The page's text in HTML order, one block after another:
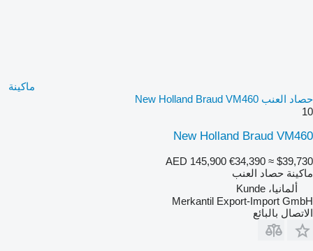
ماكينة
حصاد العنب New Holland Braud VM460
10
New Holland Braud VM460
AED 145,900 €34,390 ≈ $39,730
ماكينة حصاد العنب
ألمانيا، Kunde
Merkantil Export-Import GmbH
الاتصال بالبائع